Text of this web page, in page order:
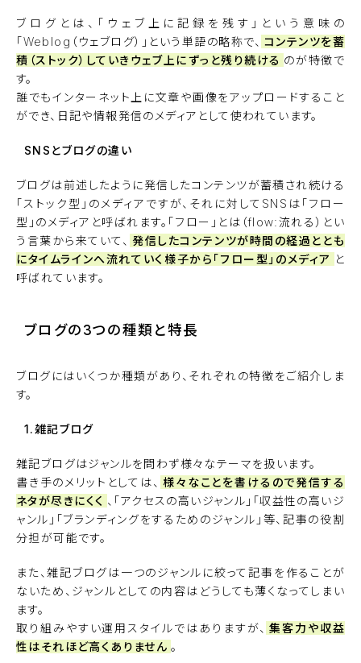
ブログとは、「ウェブ上に記録を残す」という意味の
「Weblog（ウェブログ）」という単語の略称で、 コンテンツを蓄
積（ストック）していきウェブ上にずっと残り続ける のが特徴で
す。
誰でもインターネット上に文章や画像をアップロードすること
ができ、日記や情報発信のメディアとして使われています。
SNSとブログの違い
ブログは前述したように発信したコンテンツが蓄積され続ける
「ストック型」のメディアですが、それに対してSNSは「フロー
型」のメディアと呼ばれます。「フロー」とは（flow:流れる）とい
う言葉から来ていて、 発信したコンテンツが時間の経過ととも
にタイムラインへ流れていく様子から「フロー型」のメディア と
呼ばれています。
ブログの3つの種類と特長
ブログにはいくつか種類があり、それぞれの特徴をご紹介しま
す。
1.雑記ブログ
雑記ブログはジャンルを問わず様々なテーマを扱います。
書き手のメリットとしては、 様々なことを書けるので発信する
ネタが尽きにくく 、「アクセスの高いジャンル」「収益性の高いジ
ャンル」「ブランディングをするためのジャンル」等、記事の役割
分担が可能です。
また、雑記ブログは一つのジャンルに絞って記事を作ることが
ないため、ジャンルとしての内容はどうしても薄くなってしまい
ます。
取り組みやすい運用スタイルではありますが、 集客力や収益
性はそれほど高くありません 。